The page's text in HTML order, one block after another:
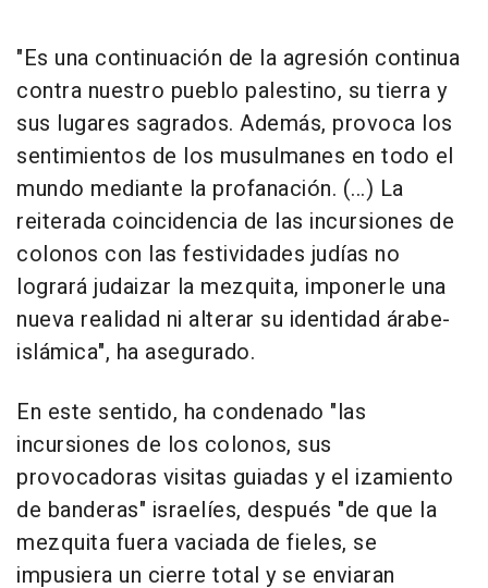
"Es una continuación de la agresión continua
contra nuestro pueblo palestino, su tierra y
sus lugares sagrados. Además, provoca los
sentimientos de los musulmanes en todo el
mundo mediante la profanación. (...) La
reiterada coincidencia de las incursiones de
colonos con las festividades judías no
logrará judaizar la mezquita, imponerle una
nueva realidad ni alterar su identidad árabe-
islámica", ha asegurado.
En este sentido, ha condenado "las
incursiones de los colonos, sus
provocadoras visitas guiadas y el izamiento
de banderas" israelíes, después "de que la
mezquita fuera vaciada de fieles, se
impusiera un cierre total y se enviaran